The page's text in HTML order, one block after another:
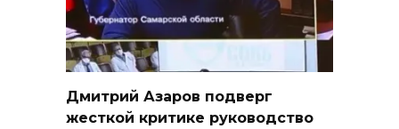
Дмитрий Азаров подверг
жесткой критике руководство